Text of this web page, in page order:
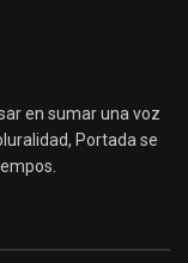
en sumar una voz
Portada se